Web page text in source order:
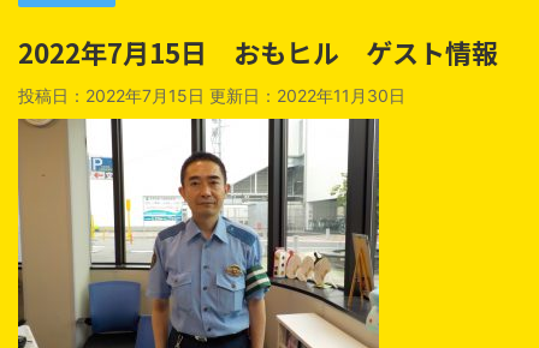
2022年7月15日 おもヒル ゲスト情報
投稿日：2022年7月15日 更新日： 2022年11月30日